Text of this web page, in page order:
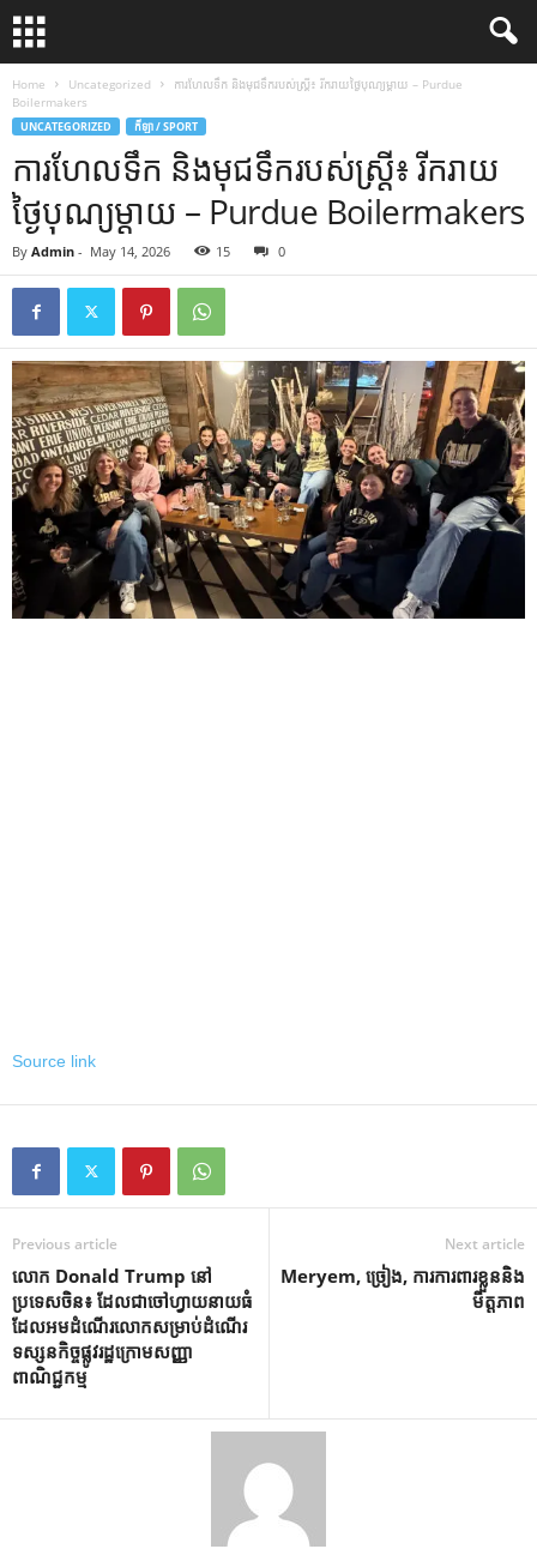
Home Uncategorized
ការហែលទឹក និងមុជទឹករបស់ស្ត្រី៖ រីករាយថ្ងៃបុណ្យម្ដាយ – Purdue
Boilermakers
UNCATEGORIZED កីឡា / SPORT
ការហែលទឹក និងមុជទឹករបស់ស្ត្រី៖ រីករាយ
ថ្ងៃបុណ្យម្ដាយ – Purdue Boilermakers
By Admin - May 14, 2026 15 0
Source link
Previous article
លោក Donald Trump នៅ
ប្រទេសចិន៖ ដែលជាចៅហ្វាយនាយធំ
ដែលអមដំណើរលោកសម្រាប់ដំណើរ
ទស្សនកិច្ចផ្លូវរដ្ឋក្រោមសញ្ញា
ពាណិជ្ជកម្ម
Next article
Meryem, ច្រៀង, ការការពារខ្លួននិង
មិត្តភាព